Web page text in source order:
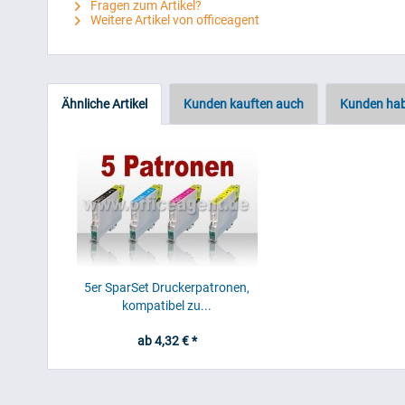
Fragen zum Artikel?
Weitere Artikel von officeagent
Ähnliche Artikel Kunden kauften auch Kunden
5er SparSet Druckerpatronen,
kompatibel zu...
ab 4,32 € *